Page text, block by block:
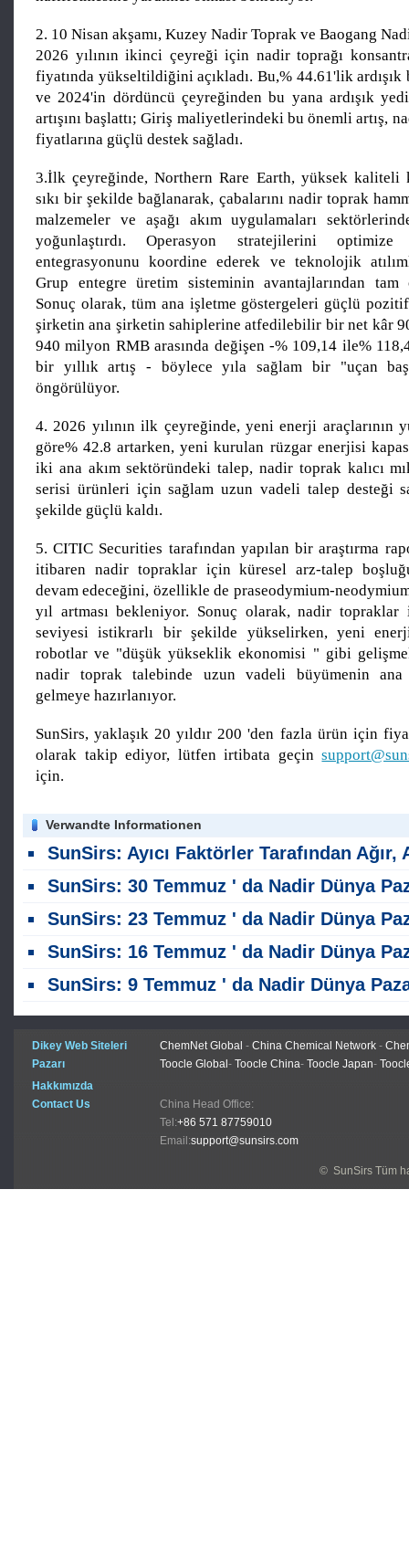
2. 10 Nisan akşamı, Kuzey Nadir Toprak ve Baogang
2026 yılının ikinci çeyreği için nadir toprağı
fiyatında yükseltildiğini açıkladı. Bu,% 44.61'lik ardışık
ve 2024'in dördüncü çeyreğinden bu yana ardışık
artışını başlattı; Giriş maliyetlerindeki bu önemli artış,
fiyatlarına güçlü destek sağladı.
3.İlk çeyreğinde, Northern Rare Earth, yüksek kaliteli
sıkı bir şekilde bağlanarak, çabalarını nadir toprak
malzemeler ve aşağı akım uygulamaları
yoğunlaştırdı. Operasyon stratejilerini
entegrasyonunu koordine ederek ve teknolojik
Grup entegre üretim sisteminin avantajlarından tam
Sonuç olarak, tüm ana işletme göstergeleri güçlü
şirketin ana şirketin sahiplerine atfedilebilir bir net kâr
940 milyon RMB arasında değişen -% 109,14 ile%
bir yıllık artış - böylece yıla sağlam bir "uçan
öngörülüyor.
4. 2026 yılının ilk çeyreğinde, yeni enerji araçlarının
göre% 42.8 artarken, yeni kurulan rüzgar enerjisi
iki ana akım sektöründeki talep, nadir toprak kalıcı
serisi ürünleri için sağlam uzun vadeli talep desteği
şekilde güçlü kaldı.
5. CITIC Securities tarafından yapılan bir araştırma
itibaren nadir topraklar için küresel arz-talep
devam edeceğini, özellikle de praseodymium-neodymium
yıl artması bekleniyor. Sonuç olarak, nadir
seviyesi istikrarlı bir şekilde yükselirken, yeni enerji
robotlar ve "düşük yükseklik ekonomisi " gibi
nadir toprak talebinde uzun vadeli büyümenin
gelmeye hazırlanıyor.
SunSirs, yaklaşık 20 yıldır 200 'den fazla ürün için
olarak takip ediyor, lütfen irtibata geçin
için.
Verwandte Informationen
SunSirs: Ayıcı Faktörler Tarafından Ağır, Ağır Nadir Toprak Piyasası Aşağı
SunSirs: 30 Temmuz ' da Nadir Dünya Pazar
SunSirs: 23 Temmuz ' da Nadir Dünya Pazar
SunSirs: 16 Temmuz ' da Nadir Dünya Pazar
SunSirs: 9 Temmuz ' da Nadir Dünya Pazar
Dikey Web Siteleri ChemNet Global - China Chemical Network -
Pazarı
Toocle Global - Toocle China- Toocle Japan-
Hakkımızda
Contact Us
China Head Office:
Tel:+86 571 87759010
Email:support@sunsirs.com
© SunSirs Tüm